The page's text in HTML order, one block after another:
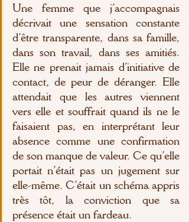
Une femme que j’accompagnais
décrivait une sensation constante
d’être transparente, dans sa famille,
dans son travail, dans ses amitiés.
Elle ne prenait jamais d’initiative de
contact, de peur de déranger. Elle
attendait que les autres viennent
vers elle et souffrait quand ils ne le
faisaient pas, en interprétant leur
absence comme une confirmation
de son manque de valeur. Ce qu’elle
portait n’était pas un jugement sur
elle-même. C’était un schéma appris
très tôt, la conviction que sa
présence était un fardeau.